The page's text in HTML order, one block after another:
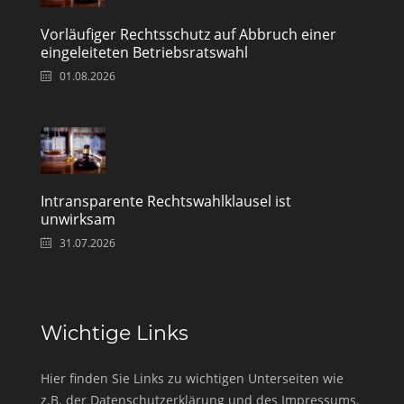
Vorläufiger Rechtsschutz auf Abbruch einer
eingeleiteten Betriebsratswahl
01.08.2026
Intransparente Rechtswahlklausel ist
unwirksam
31.07.2026
Wichtige Links
Hier finden Sie Links zu wichtigen Unterseiten wie
z.B. der Datenschutzerklärung und des Impressums.